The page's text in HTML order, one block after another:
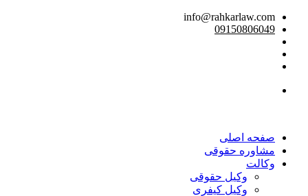
info@rahkarlaw.com
09150806049
صفحه اصلی
مشاوره حقوقی
وکالت
وکیل حقوقی
وکیل کیفری